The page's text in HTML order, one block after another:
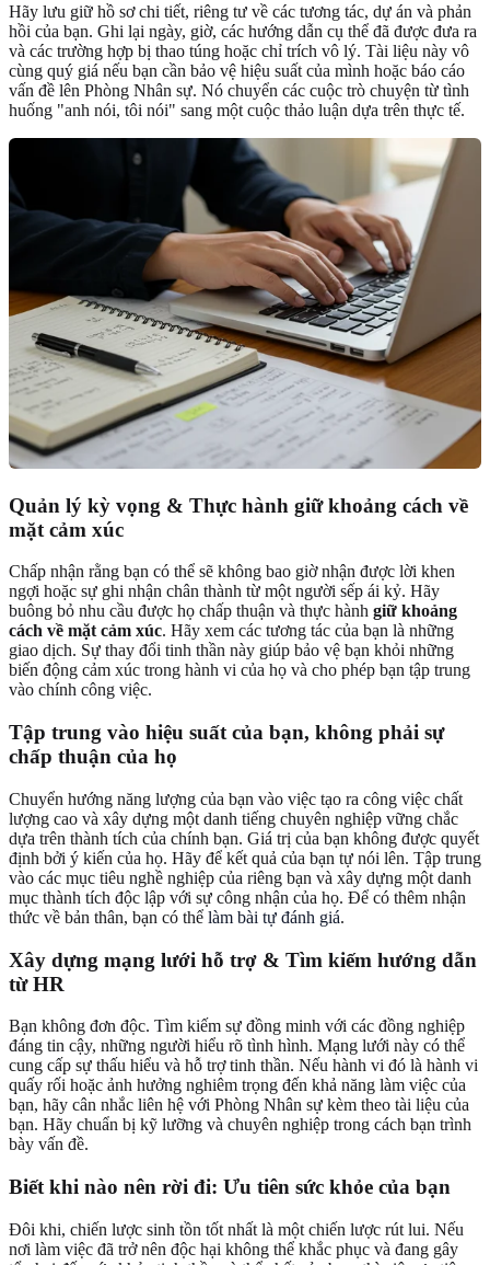
Hãy lưu giữ hồ sơ chi tiết, riêng tư về các tương tác, dự án và phản
hồi của bạn. Ghi lại ngày, giờ, các hướng dẫn cụ thể đã được đưa ra
và các trường hợp bị thao túng hoặc chỉ trích vô lý. Tài liệu này vô
cùng quý giá nếu bạn cần bảo vệ hiệu suất của mình hoặc báo cáo
vấn đề lên Phòng Nhân sự. Nó chuyển các cuộc trò chuyện từ tình
huống "anh nói, tôi nói" sang một cuộc thảo luận dựa trên thực tế.
Quản lý kỳ vọng & Thực hành giữ khoảng cách về
mặt cảm xúc
Chấp nhận rằng bạn có thể sẽ không bao giờ nhận được lời khen
ngợi hoặc sự ghi nhận chân thành từ một người sếp ái kỷ. Hãy
buông bỏ nhu cầu được họ chấp thuận và thực hành giữ khoảng
cách về mặt cảm xúc. Hãy xem các tương tác của bạn là những
giao dịch. Sự thay đổi tinh thần này giúp bảo vệ bạn khỏi những
biến động cảm xúc trong hành vi của họ và cho phép bạn tập trung
vào chính công việc.
Tập trung vào hiệu suất của bạn, không phải sự
chấp thuận của họ
Chuyển hướng năng lượng của bạn vào việc tạo ra công việc chất
lượng cao và xây dựng một danh tiếng chuyên nghiệp vững chắc
dựa trên thành tích của chính bạn. Giá trị của bạn không được quyết
định bởi ý kiến của họ. Hãy để kết quả của bạn tự nói lên. Tập trung
vào các mục tiêu nghề nghiệp của riêng bạn và xây dựng một danh
mục thành tích độc lập với sự công nhận của họ. Để có thêm nhận
thức về bản thân, bạn có thể làm bài tự đánh giá.
Xây dựng mạng lưới hỗ trợ & Tìm kiếm hướng dẫn
từ HR
Bạn không đơn độc. Tìm kiếm sự đồng minh với các đồng nghiệp
đáng tin cậy, những người hiểu rõ tình hình. Mạng lưới này có thể
cung cấp sự thấu hiểu và hỗ trợ tinh thần. Nếu hành vi đó là hành vi
quấy rối hoặc ảnh hưởng nghiêm trọng đến khả năng làm việc của
bạn, hãy cân nhắc liên hệ với Phòng Nhân sự kèm theo tài liệu của
bạn. Hãy chuẩn bị kỹ lưỡng và chuyên nghiệp trong cách bạn trình
bày vấn đề.
Biết khi nào nên rời đi: Ưu tiên sức khỏe của bạn
Đôi khi, chiến lược sinh tồn tốt nhất là một chiến lược rút lui. Nếu
nơi làm việc đã trở nên độc hại không thể khắc phục và đang gây